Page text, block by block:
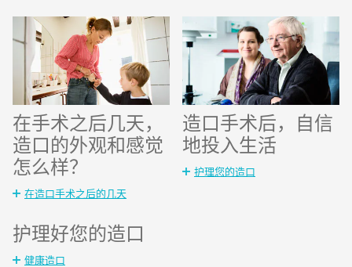
在手术之后几天，
造口的外观和感觉
怎么样？
在造口手术之后的几天
造口手术后，自信
地投入生活
护理您的造口
护理好您的造口
健康造口